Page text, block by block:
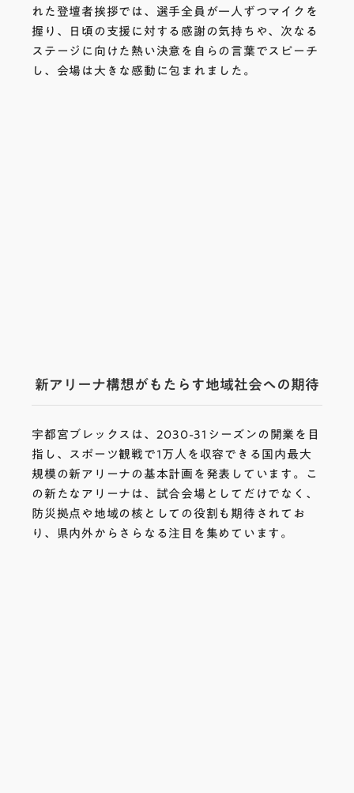
れた登壇者挨拶では、選手全員が一人ずつマイクを
握り、日頃の支援に対する感謝の気持ちや、次なる
ステージに向けた熱い決意を自らの言葉でスピーチ
し、会場は大きな感動に包まれました。
新アリーナ構想がもたらす地域社会への期待
宇都宮ブレックスは、2030-31シーズンの開業を目
指し、スポーツ観戦で1万人を収容できる国内最大
規模の新アリーナの基本計画を発表しています。こ
の新たなアリーナは、試合会場としてだけでなく、
防災拠点や地域の核としての役割も期待されてお
り、県内外からさらなる注目を集めています。